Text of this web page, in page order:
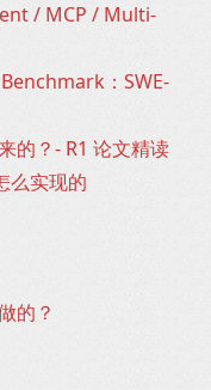
/ MCP / Multi-
：SWE-
的？- R1 论文精读
么实现的
的？